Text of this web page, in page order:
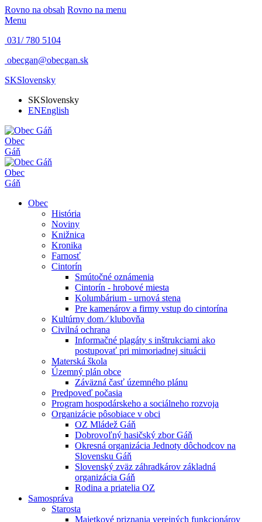
Rovno na obsah Rovno na menu
Menu
031/ 780 5104
obecgan@obecgan.sk
SKSlovensky
SKSlovensky
ENEnglish
Obec
Gáň
Obec
Gáň
Obec
História
Noviny
Knižnica
Kronika
Farnosť
Cintorín
Smútočné oznámenia
Cintorín - hrobové miesta
Kolumbárium - urnová stena
Pre kamenárov a firmy vstup do cintorína
Kultúrny dom ⁄ klubovňa
Civilná ochrana
Informačné plagáty s inštrukciami ako
postupovať pri mimoriadnej situácii
Materská škola
Územný plán obce
Záväzná časť územného plánu
Predpoveď počasia
Program hospodárskeho a sociálneho rozvoja
Organizácie pôsobiace v obci
OZ Mládež Gáň
Dobrovoľný hasičský zbor Gáň
Okresná organizácia Jednoty dôchodcov na
Slovensku Gáň
Slovenský zväz záhradkárov základná
organizácia Gáň
Rodina a priatelia OZ
Samospráva
Starosta
Majetkové priznania verejných funkcionárov